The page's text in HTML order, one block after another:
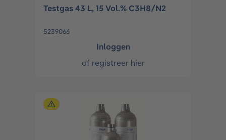
Testgas 43 L, 15 Vol.% C3H8/N2
5239066
Inloggen
of registreer hier